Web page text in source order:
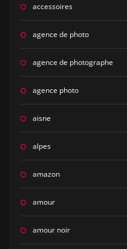
accessoires
agence de photo
agence de photographe
agence photo
aisne
alpes
amazon
amour
amour noir